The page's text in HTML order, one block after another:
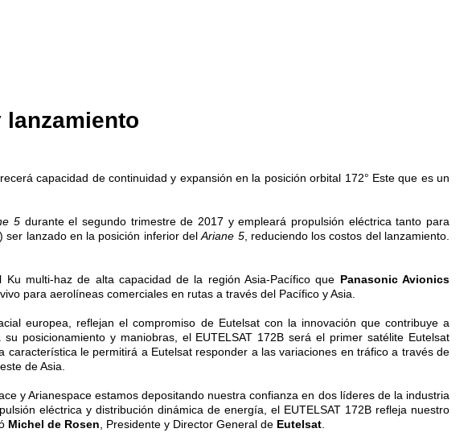
capacidad de continuidad y expansión en la posición orbital 172° Este que es un
5 durante el segundo trimestre de 2017 y empleará propulsión eléctrica tanto para
ser lanzado en la posición inferior delAriane 5, reduciendo los costos del lanzamiento.
multi-haz de alta capacidad de la región Asia-Pacífico que Panasonic Avionics
para aerolíneas comerciales en rutas a través del Pacífico y Asia.
europea, reflejan el compromiso de Eutelsat con la innovación que contribuye a
posicionamiento y maniobras, el EUTELSAT 172B será el primer satélite Eutelsat
le permitirá a Eutelsat responder a las variaciones en tráfico a través de
de Asia.
y Arianespace estamos depositando nuestra confianza en dos líderes de la industria
eléctrica y distribución dinámica de energía, el EUTELSAT 172B refleja nuestro
Michel de Rosen , Presidente y Director General de Eutelsat